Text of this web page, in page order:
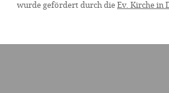
wurde gefördert durch die Ev. Kirche in